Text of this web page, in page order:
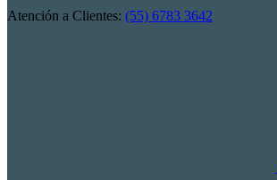
Atención a Clientes: (55) 6783 3642